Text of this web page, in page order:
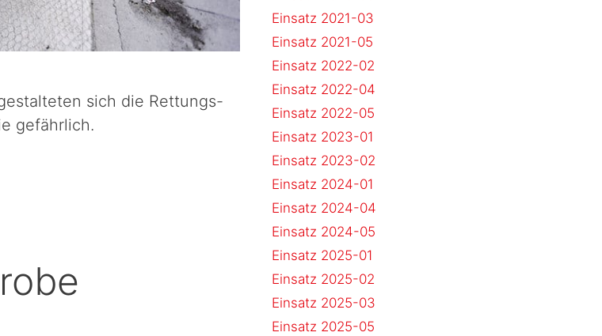
sich die Rettungs-
gefährlich.
Einsatz 2021-03
Einsatz 2021-05
Einsatz 2022-02
Einsatz 2022-04
Einsatz 2022-05
Einsatz 2023-01
Einsatz 2023-02
Einsatz 2024-01
Einsatz 2024-04
Einsatz 2024-05
Einsatz 2025-01
Einsatz 2025-02
Einsatz 2025-03
Einsatz 2025-05